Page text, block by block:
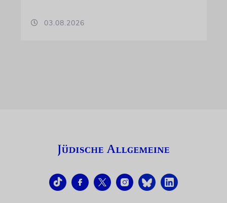
03.08.2026